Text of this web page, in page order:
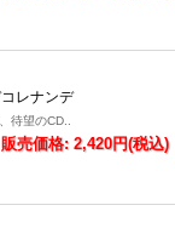
レナンデ
待望のCD..
販売価格: 2,420円(税込)